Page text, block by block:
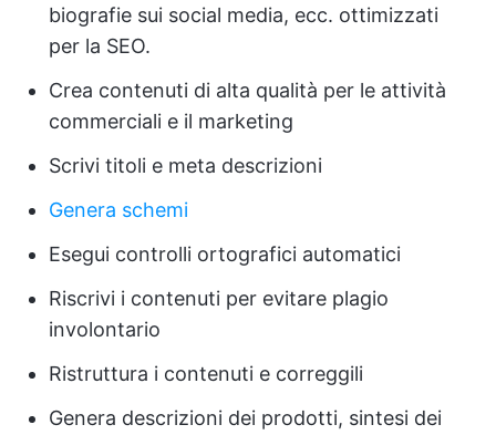
biografie sui social media, ecc. ottimizzati
per la SEO.
Crea contenuti di alta qualità per le attività
commerciali e il marketing
Scrivi titoli e meta descrizioni
Genera schemi
Esegui controlli ortografici automatici
Riscrivi i contenuti per evitare plagio
involontario
Ristruttura i contenuti e correggili
Genera descrizioni dei prodotti, sintesi dei